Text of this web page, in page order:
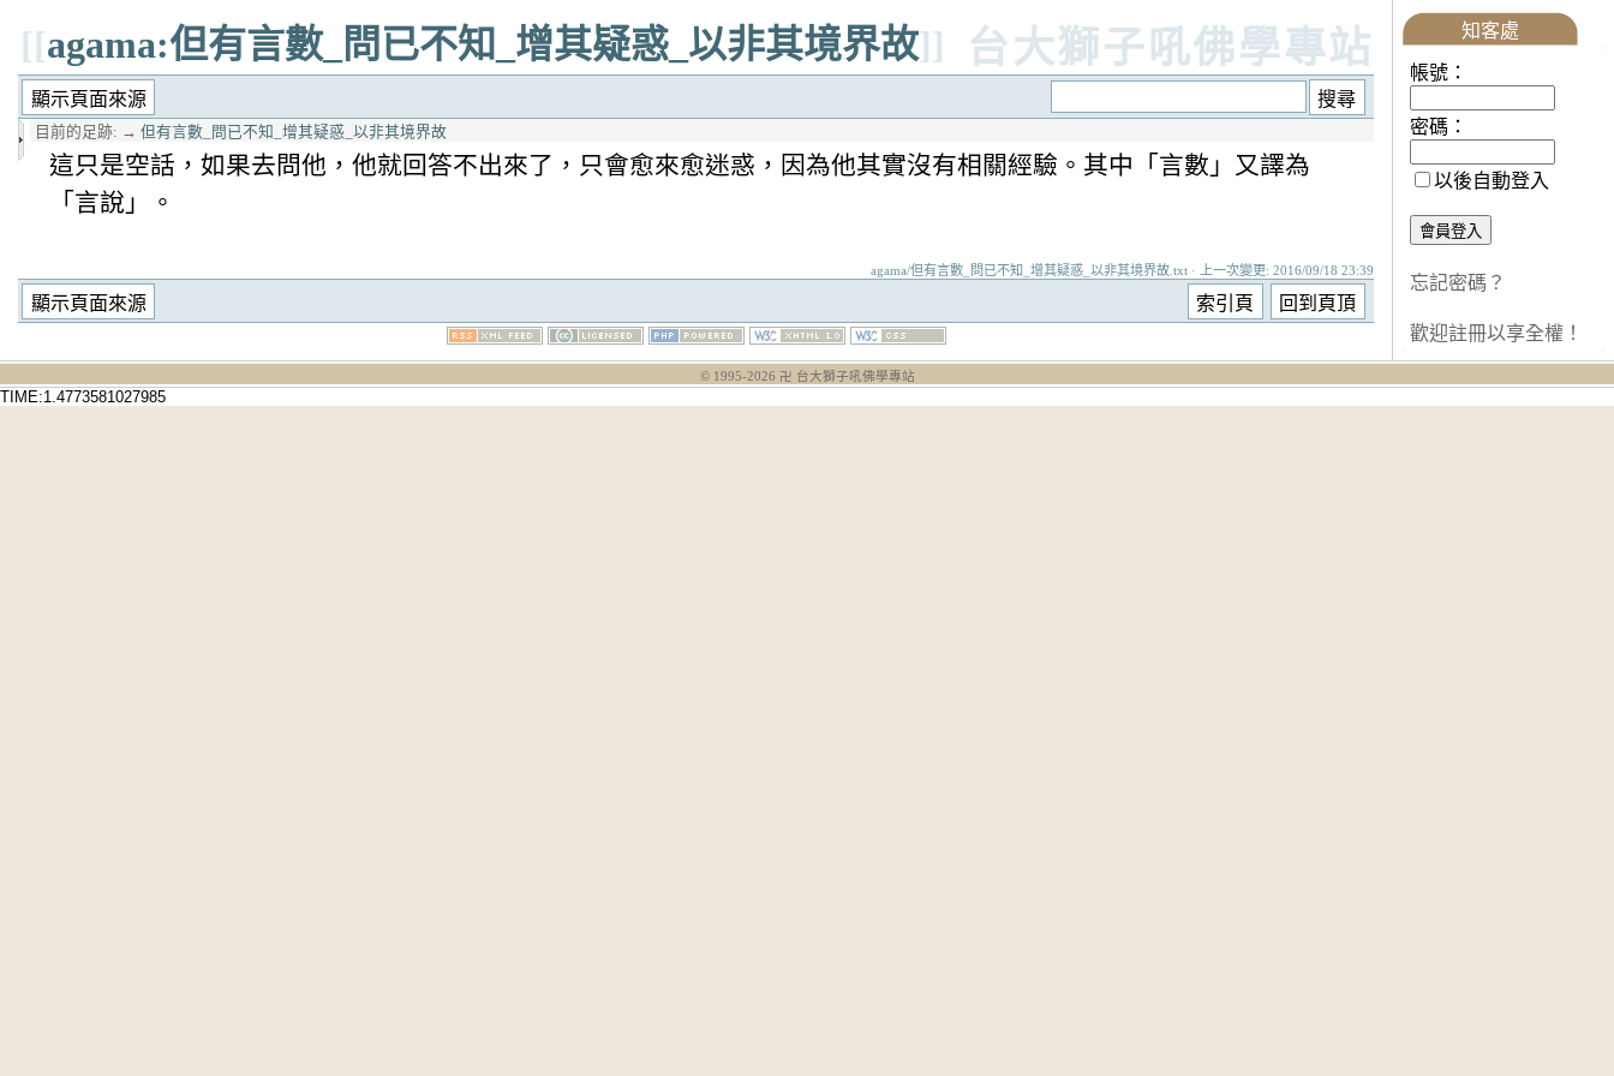
[[agama:但有言數_問已不知_增其疑惑_以非其境界故]] 台大獅子吼佛學專站
目前的足跡: → 但有言數_問已不知_增其疑惑_以非其境界故
這只是空話，如果去問他，他就回答不出來了，只會愈來愈迷惑，因為他其實沒有相關經驗。其中「言數」又譯為
「言說」。
agama/但有言數_問已不知_增其疑惑_以非其境界故.txt · 上一次變更: 2016/09/18 23:39
知客處
帳號：
密碼：
以後自動登入
忘記密碼？
歡迎註冊以享全權！
© 1995-2026 卍 台大獅子吼佛學專站
TIME:1.4773581027985